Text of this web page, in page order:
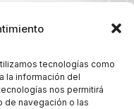
tecnologías como
la información del
nos permitirá
de navegación o las
de Calatrava
Registro de la actividad